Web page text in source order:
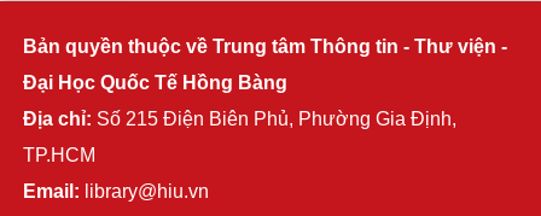
Bản quyền thuộc về Trung tâm Thông tin - Thư viện -
Đại Học Quốc Tế Hồng Bàng
Địa chỉ: Số 215 Điện Biên Phủ, Phường Gia Định,
TP.HCM
Email: library@hiu.vn